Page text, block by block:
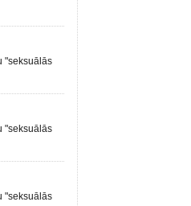
"seksuālās
"seksuālās
"seksuālās